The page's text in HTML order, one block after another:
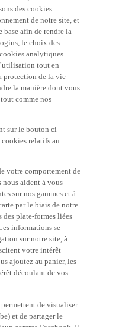
des cookies
de notre site, et
afin de rendre la
le choix des
analytiques
tout en
protection de la vie
la manière dont vous
comme nos
sur le bouton ci-
cookies relatifs au
votre comportement de
aident à vous
sur nos gammes et à
par le biais de notre
des plate-formes liées
informations se
sur notre site, à
votre intérêt
ajoutez au panier, les
découlant de vos
de visualiser
et de partager le
comme Facebook. Il